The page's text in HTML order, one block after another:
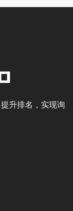
升排名，实现询